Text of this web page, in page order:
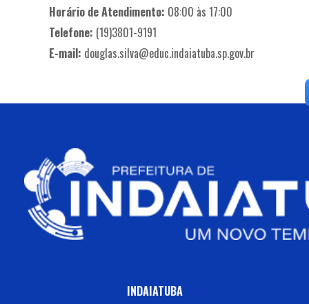
Horário de Atendimento: 08:00 às 17:00
Telefone: (19)3801-9191
E-mail: douglas.silva@educ.indaiatuba.sp.gov.br
INDAIATUBA